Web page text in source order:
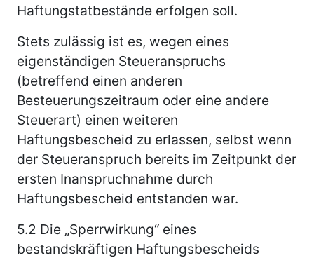
Haftungstatbestände erfolgen soll.
Stets zulässig ist es, wegen eines
eigenständigen Steueranspruchs
(betreffend einen anderen
Besteuerungszeitraum oder eine andere
Steuerart) einen weiteren
Haftungsbescheid zu erlassen, selbst wenn
der Steueranspruch bereits im Zeitpunkt der
ersten Inanspruchnahme durch
Haftungsbescheid entstanden war.
5.2 Die „Sperrwirkung“ eines
bestandskräftigen Haftungsbescheids